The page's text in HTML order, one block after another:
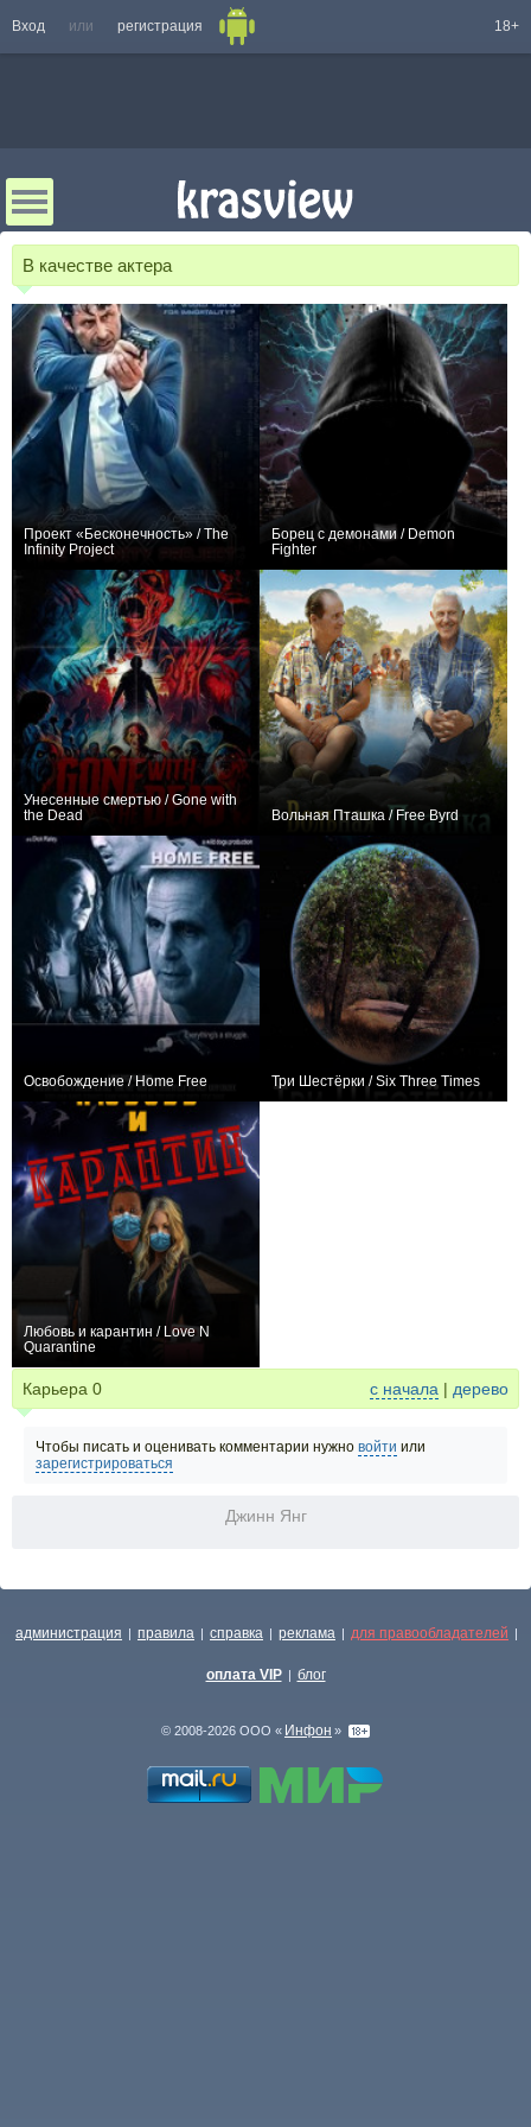
Вход или регистрация 18+
В качестве актера
Проект «Бесконечность» / The
Infinity Project
Борец с демонами / Demon
Fighter
Унесенные смертью / Gone with
the Dead
Вольная Пташка / Free Byrd
Освобождение / Home Free Три Шестёрки / Six Three Times
Любовь и карантин / Love N
Quarantine
Карьера 0 с начала | дерево
Чтобы писать и оценивать комментарии нужно войти или
зарегистрироваться
Джинн Янг
администрация | правила | справка | реклама | для правообладателей |
оплата VIP | блог
© 2008-2026 ООО « Инфон »